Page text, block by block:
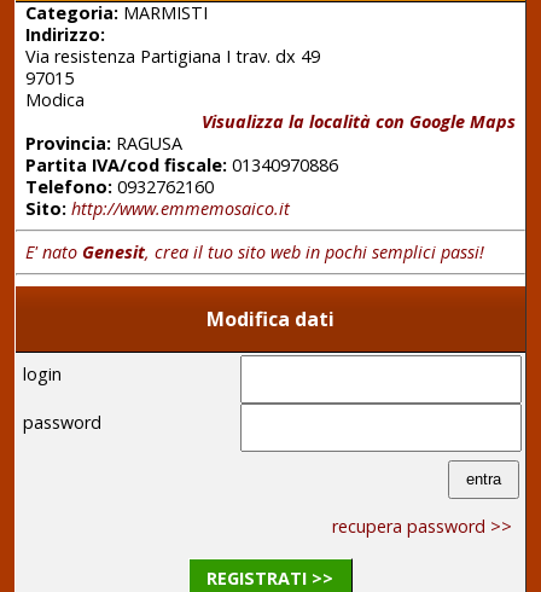
Categoria:MARMISTI
Indirizzo:
Via resistenza Partigiana I trav. dx 49
97015
Modica
Visualizza la località con Google Maps
Provincia:RAGUSA
Partita IVA/cod fiscale:01340970886
Telefono:0932762160
Sito: http://www.emmemosaico.it
E' nato Genesit, crea il tuo sito web in pochi semplici passi!
Modifica dati
login
password
recupera password >>
REGISTRATI >>